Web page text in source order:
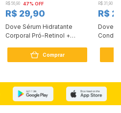
R$ 56,90 47% OFF
R$ 29,90
Dove Sérum Hidratante
Corporal Pró-Retinol +
Comprar
R$ 31,90
R$
Dove